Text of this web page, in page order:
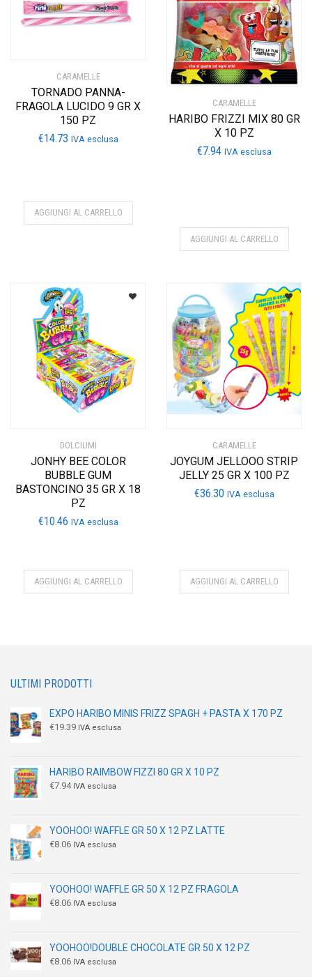
CARAMELLE
TORNADO PANNA-
FRAGOLA LUCIDO 9 GR X
150 PZ
€14.73 IVA esclusa
AGGIUNGI AL CARRELLO
CARAMELLE
HARIBO FRIZZI MIX 80 GR
X 10 PZ
€7.94 IVA esclusa
AGGIUNGI AL CARRELLO
DOLCIUMI
JONHY BEE COLOR
BUBBLE GUM
BASTONCINO 35 GR X 18
PZ
€10.46 IVA esclusa
AGGIUNGI AL CARRELLO
CARAMELLE
JOYGUM JELLOOO STRIP
JELLY 25 GR X 100 PZ
€36.30 IVA esclusa
AGGIUNGI AL CARRELLO
ULTIMI PRODOTTI
EXPO HARIBO MINIS FRIZZ SPAGH + PASTA X 170 PZ
€19.39 IVA esclusa
HARIBO RAIMBOW FIZZI 80 GR X 10 PZ
€7.94 IVA esclusa
YOOHOO! WAFFLE GR 50 X 12 PZ LATTE
€8.06 IVA esclusa
YOOHOO! WAFFLE GR 50 X 12 PZ FRAGOLA
€8.06 IVA esclusa
YOOHOO!DOUBLE CHOCOLATE GR 50 X 12 PZ
€8.06 IVA esclusa